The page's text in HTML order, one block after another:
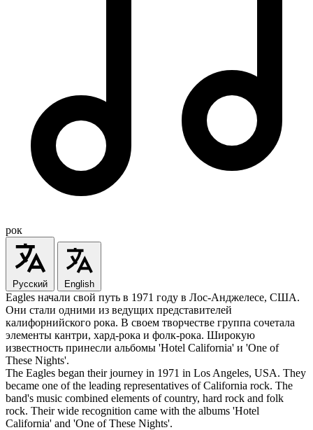
рок
Русский English
Eagles начали свой путь в 1971 году в Лос-Анджелесе, США.
Они стали одними из ведущих представителей
калифорнийского рока. В своем творчестве группа сочетала
элементы кантри, хард-рока и фолк-рока. Широкую
известность принесли альбомы 'Hotel California' и 'One of
These Nights'.
The Eagles began their journey in 1971 in Los Angeles, USA. They
became one of the leading representatives of California rock. The
band's music combined elements of country, hard rock and folk
rock. Their wide recognition came with the albums 'Hotel
California' and 'One of These Nights'.